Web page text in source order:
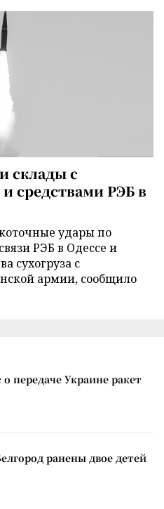
склады с
средствами РЭБ в
удары по
РЭБ в Одессе и
сухогруза с
армии, сообщило
передаче Украине ракет
ранены двое детей